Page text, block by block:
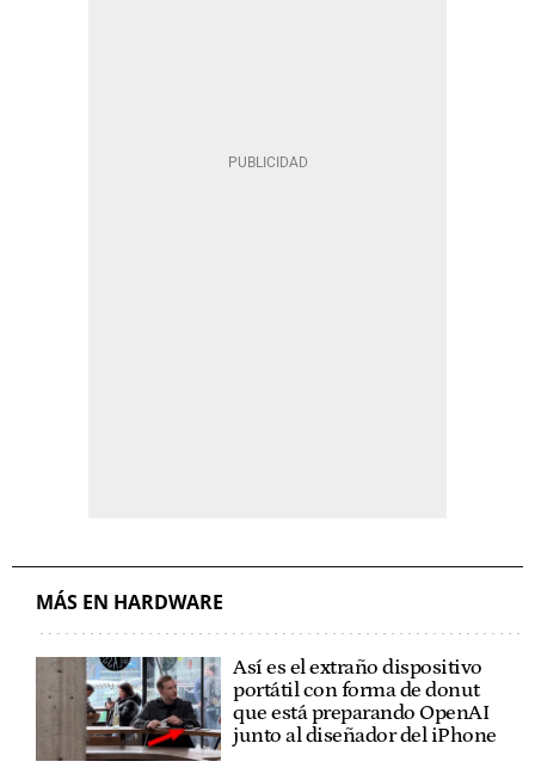
MÁS EN HARDWARE
Así es el extraño dispositivo
portátil con forma de donut
que está preparando OpenAI
junto al diseñador del iPhone